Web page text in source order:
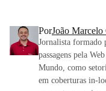
PorJoão Marcelo
Jornalista
passagens pela
Mundo, como
em coberturas in-